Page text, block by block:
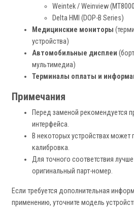
Weintek / Weinview
Delta HMI (DOP-B Series)
Медицинские мониторы
устройства)
Автомобильные дисплеи
мультимедиа)
Терминалы оплаты и
Примечания
Перед заменой рекомендуется
интерфейса.
В некоторых устройствах может
калибровка.
Для точного соответствия
оригинальный парт-номер.
Если требуется дополнительная
применению, уточните модель